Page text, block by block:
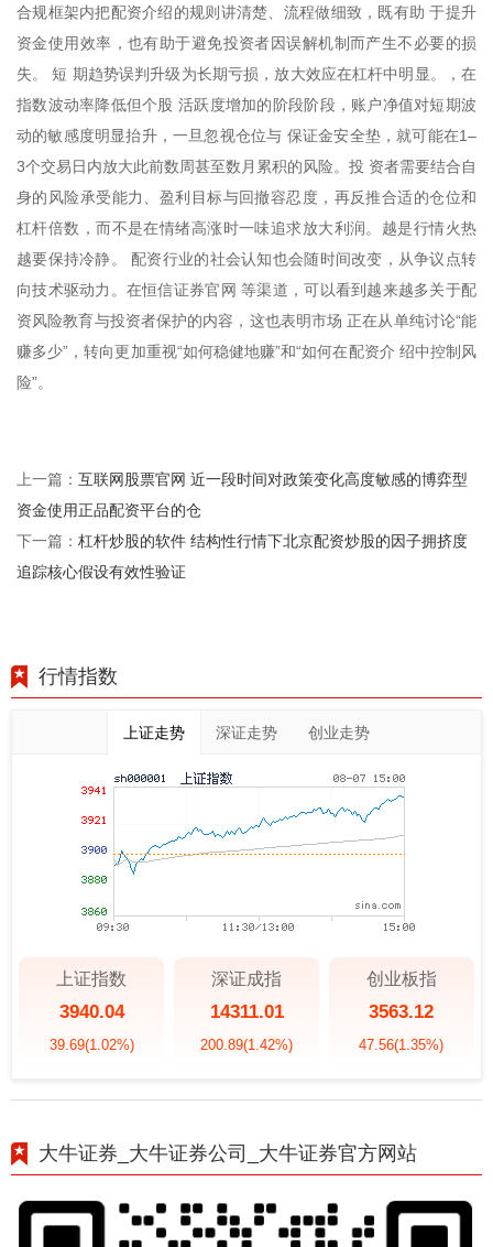
合规框架内把配资介绍的规则讲清楚、流程做细致，既有助 于提升
资金使用效率，也有助于避免投资者因误解机制而产生不必要的损
失。 短 期趋势误判升级为长期亏损，放大效应在杠杆中明显。，在
指数波动率降低但个股 活跃度增加的阶段阶段，账户净值对短期波
动的敏感度明显抬升，一旦忽视仓位与 保证金安全垫，就可能在1–
3个交易日内放大此前数周甚至数月累积的风险。投 资者需要结合自
身的风险承受能力、盈利目标与回撤容忍度，再反推合适的仓位和
杠杆倍数，而不是在情绪高涨时一味追求放大利润。越是行情火热
越要保持冷静。 配资行业的社会认知也会随时间改变，从争议点转
向技术驱动力。在恒信证券官网 等渠道，可以看到越来越多关于配
资风险教育与投资者保护的内容，这也表明市场 正在从单纯讨论“能
赚多少”，转向更加重视“如何稳健地赚”和“如何在配资介 绍中控制风
险”。
上一篇： 互联网股票官网 近一段时间对政策变化高度敏感的博弈型
资金使用正品配资平台的仓
下一篇： 杠杆炒股的软件 结构性行情下北京配资炒股的因子拥挤度
追踪核心假设有效性验证
行情指数
上证走势 深证走势 创业走势
上证指数
3940.04
39.69(1.02%)
深证成指
14311.01
200.89(1.42%)
创业板指
3563.12
47.56(1.35%)
大牛证券_大牛证券公司_大牛证券官方网站